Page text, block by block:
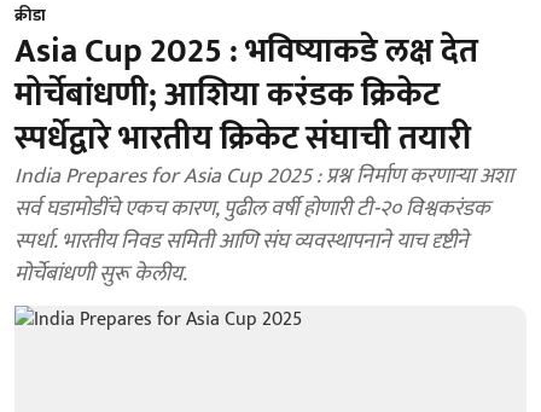
क्रीडा
Asia Cup 2025 : भविष्याकडे लक्ष देत
मोर्चेबांधणी; आशिया करंडक क्रिकेट
स्पर्धेद्वारे भारतीय क्रिकेट संघाची तयारी
India Prepares for Asia Cup 2025 : प्रश्न निर्माण करणाऱ्या अशा
सर्व घडामोडींचे एकच कारण, पुढील वर्षी होणारी टी-२० विश्वकरंडक
स्पर्धा. भारतीय निवड समिती आणि संघ व्यवस्थापनाने याच दृष्टीने
मोर्चेबांधणी सुरू केलीय.